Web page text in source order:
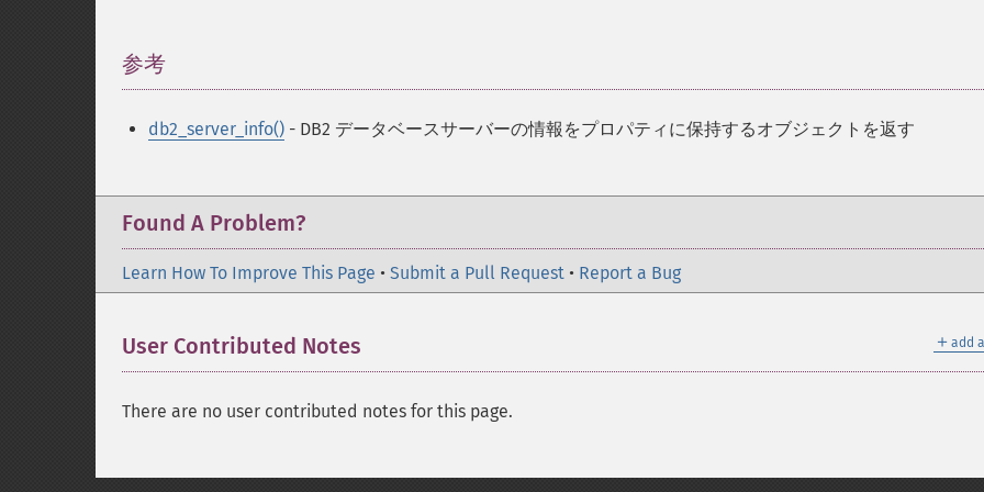
参考
db2_server_info() - DB2 データベースサーバーの情報をプロパティに保持するオブジェクトを返す
Found A Problem?
Learn How To Improve This Page • Submit a Pull Request • Report a Bug
＋ add
User Contributed Notes
There are no user contributed notes for this page.